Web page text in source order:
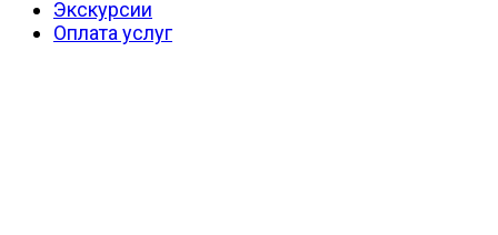
Экскурсии
Оплата услуг